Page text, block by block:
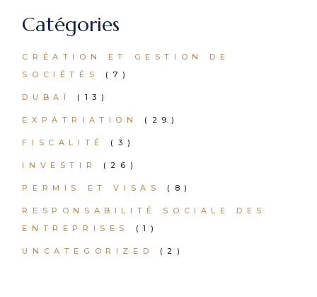
Catégories
CRÉATION ET GESTION DE
SOCIÉTÉS
(7)
DUBAÏ (13)
EXPATRIATION (29)
FISCALITÉ (3)
INVESTIR (26)
PERMIS ET VISAS (8)
RESPONSABILITÉ SOCIALE DES
ENTREPRISES
(1)
UNCATEGORIZED (2)